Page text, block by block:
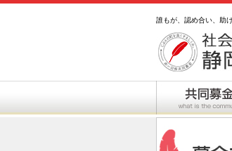
誰もが、認め合い、助